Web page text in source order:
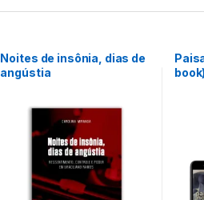
Noites de insônia, dias de
angústia